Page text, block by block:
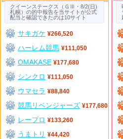
クイーンステークス（ＧⅢ・8/2(日)
札幌）の的中報告を当サイトが公式
配当と確認できたのは10サイト
サキガケ ¥266,520
ハーレム競馬 ¥111,050
OMAKASE ¥177,680
シンクロ ¥111,050
ウマセラ ¥88,840
競馬リベンジャーズ ¥177,680
レープロ ¥133,260
うまトリ ¥44,420